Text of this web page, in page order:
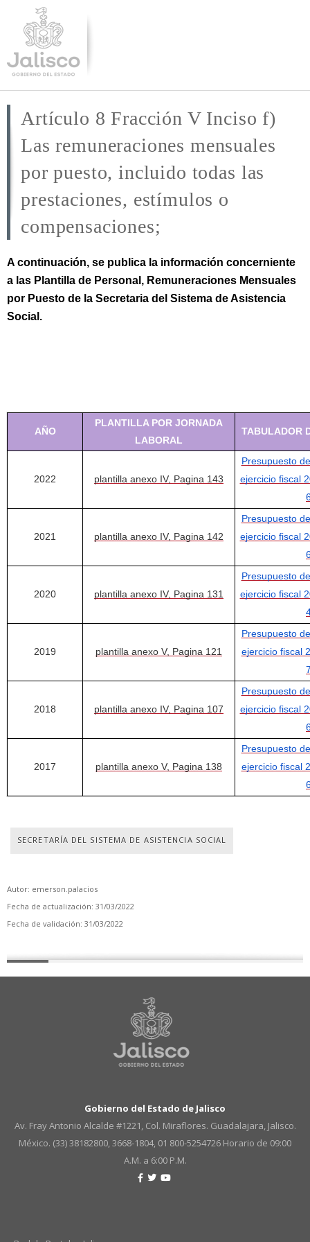
Artículo 8 Fracción V Inciso f)
Las remuneraciones mensuales
por puesto, incluido todas las
prestaciones, estímulos o
compensaciones;
A continuación, se publica la información concerniente
a las Plantilla de Personal, Remuneraciones Mensuales
por Puesto de la Secretaria del Sistema de Asistencia
Social.
AÑO
PLANTILLA POR JORNADA
LABORAL
TABULADOR
2022 plantilla anexo IV, Pagina 143
Presupuesto
ejercicio fiscal
2021 plantilla anexo IV, Pagina 142
Presupuesto
ejercicio fiscal
2020 plantilla anexo IV, Pagina 131
Presupuesto
ejercicio fiscal
2019 plantilla anexo V, Pagina 121
Presupuesto
ejercicio fiscal
2018 plantilla anexo IV, Pagina 107
Presupuesto
ejercicio fiscal
2017 plantilla anexo V, Pagina 138
Presupuesto
ejercicio fiscal
SECRETARÍA DEL SISTEMA DE ASISTENCIA SOCIAL
Autor: emerson.palacios
Fecha de actualización: 31/03/2022
Fecha de validación: 31/03/2022
Gobierno del Estado de Jalisco
Av. Fray Antonio Alcalde #1221, Col. Miraflores. Guadalajara, Jalisco.
México. (33) 38182800, 3668-1804, 01 800-5254726 Horario de 09:00
A.M. a 6:00 P.M.